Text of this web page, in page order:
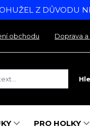
Z DŮVODU
obchodu Doprava
PRO HOLKY